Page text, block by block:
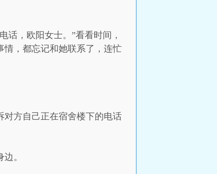
话，欧阳女士。”看看时间，
情，都忘记和她联系了，连忙
对方自己正在宿舍楼下的电话
。